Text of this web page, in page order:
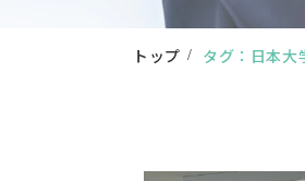
トップ タグ：日本大